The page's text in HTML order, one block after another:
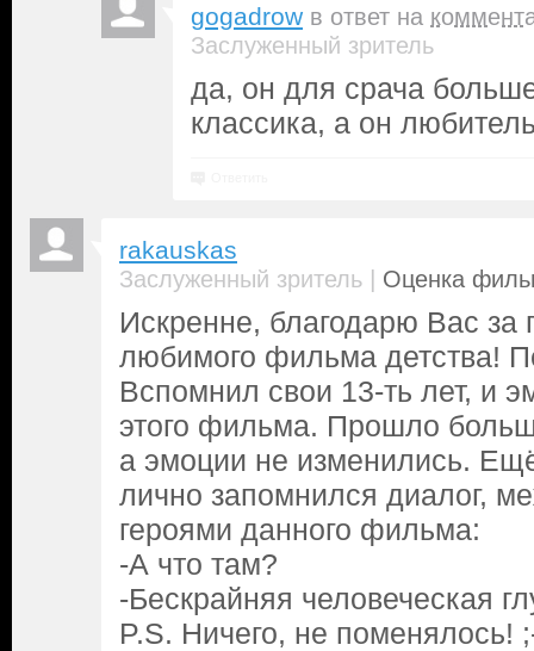
gogadrow в ответ на
Заслуженный зритель
да, он для срача
классика, а он
rakauskas
Заслуженный зритель | Оценка
Искренне, благодарю Вас за
любимого фильма детства!
Вспомнил свои 13-ть лет, и
этого фильма. Прошло
а эмоции не изменились.
лично запомнился диалог,
героями данного фильма:
-А что там?
-Бескрайняя человеческая
P.S. Ничего, не поменялось!